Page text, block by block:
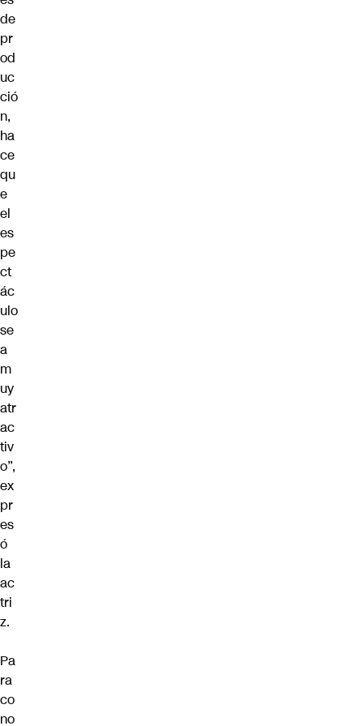
de
pr
od
uc
ció
n,
ha
ce
qu
e
el
es
pe
ct
ác
ulo
se
a
m
uy
atr
ac
tiv
o”,
ex
pr
es
ó
la
ac
tri
z.
Pa
ra
co
no